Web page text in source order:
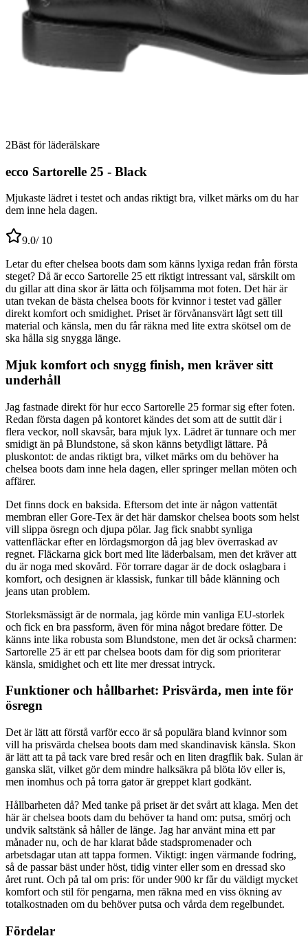
2Bäst för läderälskare
ecco Sartorelle 25 - Black
Mjukaste lädret i testet och andas riktigt bra, vilket märks om du har
dem inne hela dagen.
9.0/ 10
Letar du efter chelsea boots dam som känns lyxiga redan från första
steget? Då är ecco Sartorelle 25 ett riktigt intressant val, särskilt om
du gillar att dina skor är lätta och följsamma mot foten. Det här är
utan tvekan de bästa chelsea boots för kvinnor i testet vad gäller
direkt komfort och smidighet. Priset är förvånansvärt lågt sett till
material och känsla, men du får räkna med lite extra skötsel om de
ska hålla sig snygga länge.
Mjuk komfort och snygg finish, men kräver sitt
underhåll
Jag fastnade direkt för hur ecco Sartorelle 25 formar sig efter foten.
Redan första dagen på kontoret kändes det som att de suttit där i
flera veckor, noll skavsår, bara mjuk lyx. Lädret är tunnare och mer
smidigt än på Blundstone, så skon känns betydligt lättare. På
pluskontot: de andas riktigt bra, vilket märks om du behöver ha
chelsea boots dam inne hela dagen, eller springer mellan möten och
affärer.
Det finns dock en baksida. Eftersom det inte är någon vattentät
membran eller Gore-Tex är det här damskor chelsea boots som helst
vill slippa ösregn och djupa pölar. Jag fick snabbt synliga
vattenfläckar efter en lördagsmorgon då jag blev överraskad av
regnet. Fläckarna gick bort med lite läderbalsam, men det kräver att
du är noga med skovård. För torrare dagar är de dock oslagbara i
komfort, och designen är klassisk, funkar till både klänning och
jeans utan problem.
Storleksmässigt är de normala, jag körde min vanliga EU-storlek
och fick en bra passform, även för mina något bredare fötter. De
känns inte lika robusta som Blundstone, men det är också charmen:
Sartorelle 25 är ett par chelsea boots dam för dig som prioriterar
känsla, smidighet och ett lite mer dressat intryck.
Funktioner och hållbarhet: Prisvärda, men inte för
ösregn
Det är lätt att förstå varför ecco är så populära bland kvinnor som
vill ha prisvärda chelsea boots dam med skandinavisk känsla. Skon
är lätt att ta på tack vare bred resår och en liten dragflik bak. Sulan är
ganska slät, vilket gör dem mindre halksäkra på blöta löv eller is,
men inomhus och på torra gator är greppet klart godkänt.
Hållbarheten då? Med tanke på priset är det svårt att klaga. Men det
här är chelsea boots dam du behöver ta hand om: putsa, smörj och
undvik saltstänk så håller de länge. Jag har använt mina ett par
månader nu, och de har klarat både stadspromenader och
arbetsdagar utan att tappa formen. Viktigt: ingen värmande fodring,
så de passar bäst under höst, tidig vinter eller som en dressad sko
året runt. Och på tal om pris: för under 900 kr får du väldigt mycket
komfort och stil för pengarna, men räkna med en viss ökning av
totalkostnaden om du behöver putsa och vårda dem regelbundet.
Fördelar